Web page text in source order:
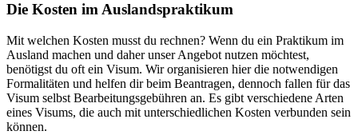
Die Kosten im Auslandspraktikum
Mit welchen Kosten musst du rechnen? Wenn du ein Praktikum im
Ausland machen und daher unser Angebot nutzen möchtest,
benötigst du oft ein Visum. Wir organisieren hier die notwendigen
Formalitäten und helfen dir beim Beantragen, dennoch fallen für das
Visum selbst Bearbeitungsgebühren an. Es gibt verschiedene Arten
eines Visums, die auch mit unterschiedlichen Kosten verbunden sein
können.